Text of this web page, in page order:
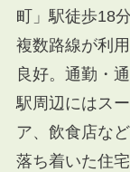
町」駅徒歩18
複数路線が利
良好。通勤・
駅周辺にはス
ア、飲食店な
落ち着いた住